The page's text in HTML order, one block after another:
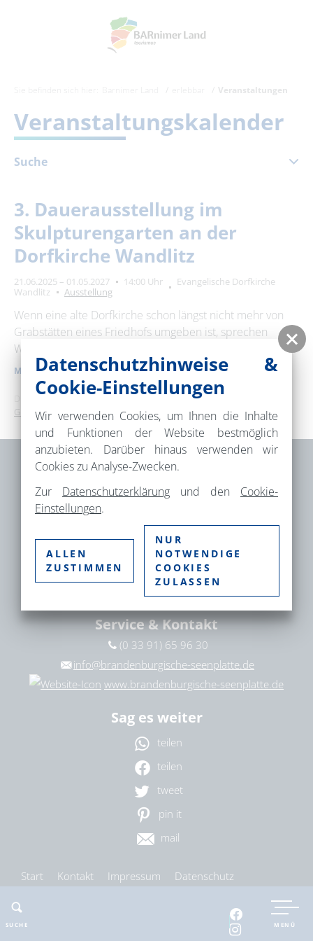
MENÜ
SUCHE
Veranstaltungen
Veranstaltungskalender
Suche
Januar 2027
Mo Di Mi Do Fr
1
4
5 6 7 8
11
12 13 14 15 16
17
18
19 20 21 22 23
24
25
26 27 28 29 30 31
Erweiterte Suche
Zeitraum
bis
alle Kategorien
bitte wählen
ZURÜCKSETZEN
3. Dauerausstellung im
Skulpturengarten an der
Dorfkirche Wandlitz
21.06.2025 – 01.05.2027 14:00 Uhr
Evangelische Dorfkirche
Wandlitz
Ausstellung
Wenn eine alte Dorfkirche schon längst nicht mehr von
Grabstätten eines Friedhofs umgeben ist, sprechen
Wiese und Bäume um sie …
MEHR ERFAHREN
Dies ist ein Service derTMB Tourismus-Marketing Brandenburg
GmbH.
Brandenburgische Seenplatte GmbH –
Gesellschaft für Tourismus und
Markenmanagement
Fischbänkenstr. 8
16816 Neuruppin
Service & Kontakt
(0 33 91) 65 96 30
info@brandenburgische-seenplatte.de
www.brandenburgische-seenplatte.de
Sag es weiter
teilen
teilen
tweet
pin it
mail
Start Kontakt Impressum
Datenschutz
Datenschutzhinweise &
Cookie-Einstellungen
Wir verwenden Cookies, um Ihnen die Inhalte
und Funktionen der Website bestmöglich
anzubieten. Darüber hinaus verwenden wir
Cookies zu Analyse-Zwecken.
Zur Datenschutzerklärung und den Cookie-
Einstellungen.
ALLEN
ZUSTIMMEN
NUR
NOTWENDIGE
COOKIES
ZULASSEN